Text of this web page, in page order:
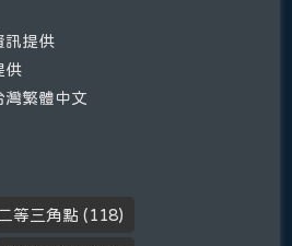
訊提供
供
灣繁體中文
二等三角點 (118)